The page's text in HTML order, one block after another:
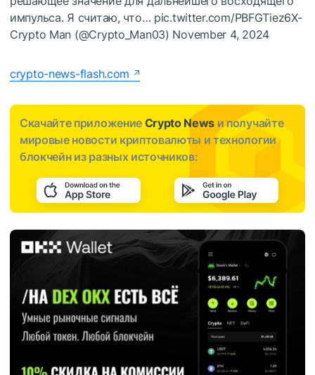
импульса. Я считаю, что… pic.twitter.com/PBFGTiez6X-
Crypto Man (@Crypto_Man03) November 4, 2024
crypto-news-flash.com
Скачайте приложение Crypto News и получайте
мировые новости криптовалюты и технологии
блокчейн из разных источников: